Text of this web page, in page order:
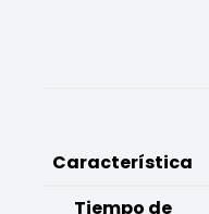
Característica
Tiempo de